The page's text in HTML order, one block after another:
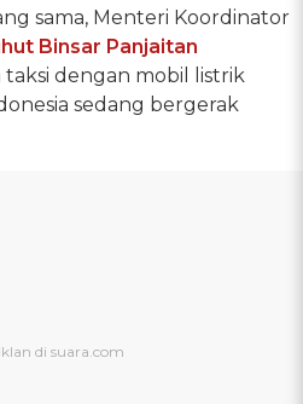
sama, Menteri Koordinator
Binsar Panjaitan
dengan mobil listrik
sedang bergerak